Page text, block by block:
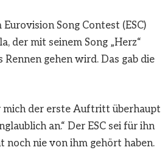
Song Contest (ESC)
der mit seinem Song „Herz“
gehen wird. Das gab die
mich der erste Auftritt überhaupt
an.“ Der ESC sei für ihn
noch nie von ihm gehört haben.